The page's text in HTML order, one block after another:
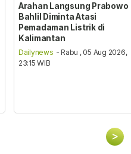
Arahan Langsung Prabowo
Bahlil Diminta Atasi
Pemadaman Listrik di
Kalimantan
Dailynews - Rabu , 05 Aug 2026,
23:15 WIB
>